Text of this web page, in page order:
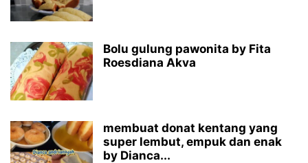
Bolu gulung pawonita by Fita
Roesdiana Akva
membuat donat kentang yang
super lembut, empuk dan enak
by Dianca...